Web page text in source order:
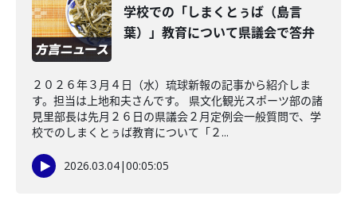
学校での「しまくとぅば（島言
葉）」教育について県議会で答弁
２０２６年３月４日（水）琉球新報の記事から紹介しま
す。担当は上地和夫さんです。 県文化観光スポーツ部の諸
見里部長は先月２６日の県議会２月定例会一般質問で、学
校でのしまくとぅば教育について「２...
2026.03.04|00:05:05